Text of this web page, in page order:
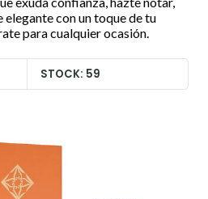
con un toque de tu
para cualquier ocasión.
STOCK: 59